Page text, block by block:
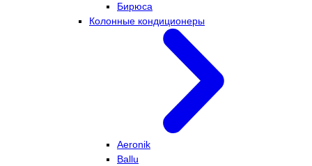
Бирюса
Колонные кондиционеры
Aeronik
Ballu